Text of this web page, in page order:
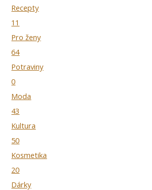
Recepty
11
Pro ženy
64
Potraviny
0
Moda
43
Kultura
50
Kosmetika
20
Dárky